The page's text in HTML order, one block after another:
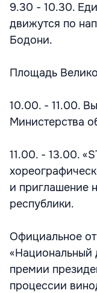
9.30 - 10.30.
движутся по
Бодони.
Площадь
10.00. - 11.00.
Министерства
11.00. - 13.00.
и приглашение
республики.
Официальное
«Национальный
премии
процессии